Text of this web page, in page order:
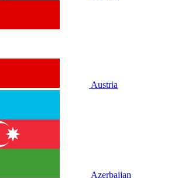
Austria
Azerbaijan